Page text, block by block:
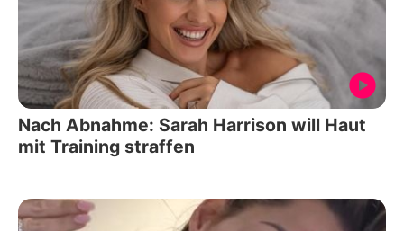
Nach Abnahme: Sarah Harrison will Haut
mit Training straffen